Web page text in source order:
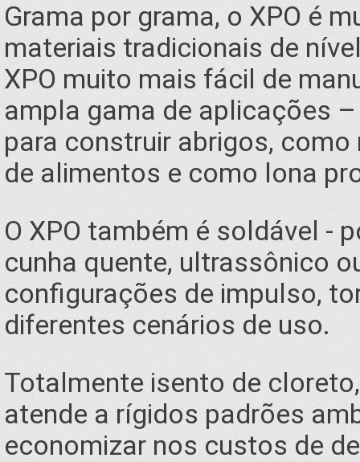
Grama por grama, o XPO é
materiais tradicionais de
XPO muito mais fácil de
ampla gama de aplicações
para construir abrigos,
de alimentos e como lona
O XPO também é soldável -
cunha quente, ultrassônico
configurações de impulso,
diferentes cenários de uso.
Totalmente isento de
atende a rígidos padrões
economizar nos custos de